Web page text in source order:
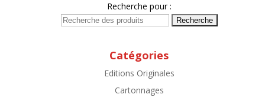
Recherche pour :
Catégories
Editions Originales
Cartonnages